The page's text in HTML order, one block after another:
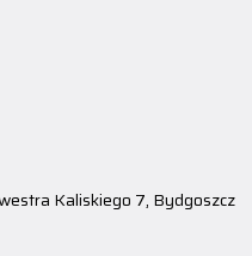
Kaliskiego 7, Bydgoszcz